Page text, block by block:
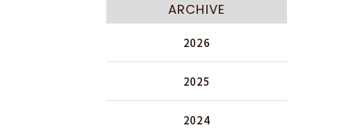
ARCHIVE
2026
2025
2024